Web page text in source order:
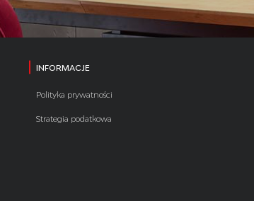
INFORMACJE
Polityka prywatności
Strategia podatkowa